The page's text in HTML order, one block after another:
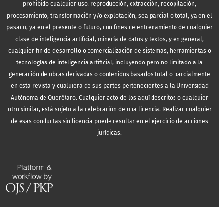
prohibido cualquier uso, reproducción, extracción, recopilación,
procesamiento, transformación y/o explotación, sea parcial o total, ya en el
pasado, ya en el presente o futuro, con fines de entrenamiento de cualquier
clase de inteligencia artificial, minería de datos y textos, y en general,
cualquier fin de desarrollo o comercialización de sistemas, herramientas o
tecnologías de inteligencia artificial, incluyendo pero no limitado a la
generación de obras derivadas o contenidos basados total o parcialmente
en esta revista y cualuiera de sus partes pertenecientes a la Universidad
Autónoma de Querétaro. Cualquier acto de los aquí descritos o cualquier
otro similar, está sujeto a la celebración de una licencia. Realizar cualquier
de esas conductas sin licencia puede resultar en el ejercicio de acciones
jurídicas.